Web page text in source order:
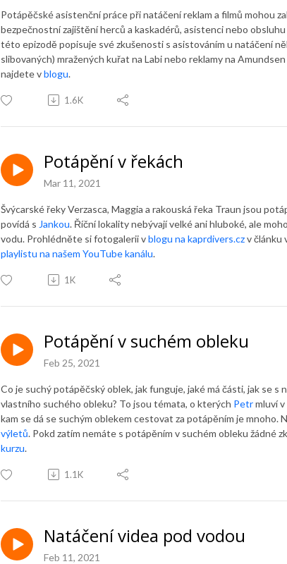
Potápěčské asistenční práce při natáčení reklam a filmů mohou
bezpečnostní zajištění herců a kaskadérů, asistenci nebo
této epizodě popisuje své zkušenosti s asistováním u natáčení
slibovaných) mražených kuřat na Labi nebo reklamy na
najdete vblogu.
1.6K
Potápění v řekách
Mar 11, 2021
Švýcarské řeky Verzasca, Maggia a rakouská řeka Traun jsou
povídá s Jankou. Říční lokality nebývají velké ani hluboké, ale
vodu. Prohlédněte si fotogalerii vblogu na kaprdivers.czv článku
playlistu na našem YouTube kanálu.
1K
Potápění v suchém obleku
Feb 25, 2021
Co je suchý potápěčský oblek, jak funguje, jaké má části, jak se
vlastního suchého obleku? To jsou témata, o kterých Petrmluví
kam se dá se suchým oblekem cestovat za potápěním je mnoho.
výletů. Pokd zatím nemáte s potápěním v suchém obleku žádné
kurzu.
1.1K
Natáčení videa pod vodou
Feb 11, 2021